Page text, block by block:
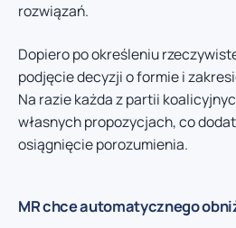
rozwiązań.
Dopiero po określeniu
podjęcie decyzji o formie i
Na razie każda z partii
własnych propozycjach, co
osiągnięcie porozumienia.
MR chce automatycznego